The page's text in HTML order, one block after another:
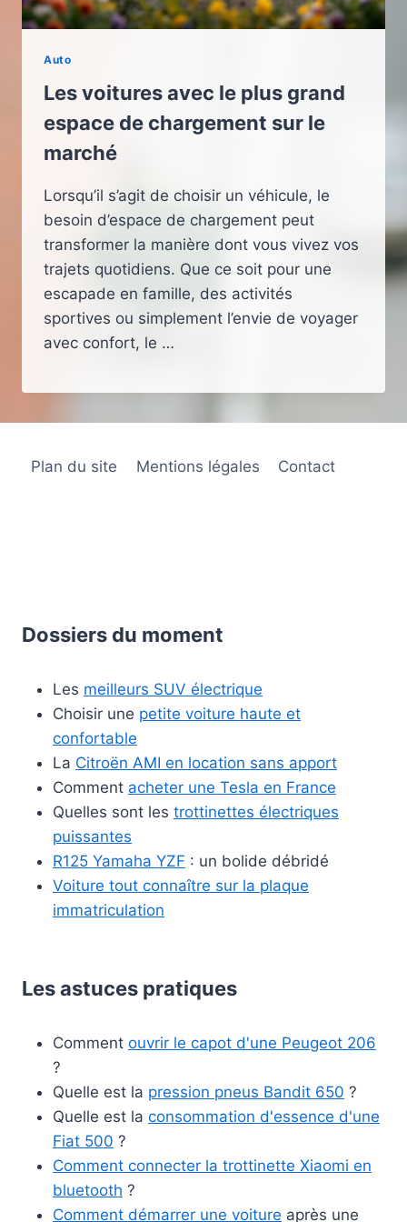
Auto
Les voitures avec le plus grand
espace de chargement sur le
marché
Lorsqu’il s’agit de choisir un véhicule, le
besoin d’espace de chargement peut
transformer la manière dont vous vivez vos
trajets quotidiens. Que ce soit pour une
escapade en famille, des activités
sportives ou simplement l’envie de voyager
avec confort, le …
Plan du site Mentions légales Contact
Dossiers du moment
Les meilleurs SUV électrique
Choisir une petite voiture haute et
confortable
La Citroën AMI en location sans apport
Comment acheter une Tesla en France
Quelles sont les trottinettes électriques
puissantes
R125 Yamaha YZF : un bolide débridé
Voiture tout connaître sur la plaque
immatriculation
Les astuces pratiques
Comment ouvrir le capot d'une Peugeot 206
?
Quelle est la pression pneus Bandit 650 ?
Quelle est la consommation d'essence d'une
Fiat 500 ?
Comment connecter la trottinette Xiaomi en
bluetooth ?
Comment démarrer une voiture après une